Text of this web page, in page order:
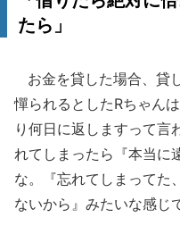
たら」
お金を貸した場合、貸
憚られるとしたRちゃん
り何日に返しますって言
れてしまったら『本当に
な。『忘れてしまってた
ないから』みたいな感じ